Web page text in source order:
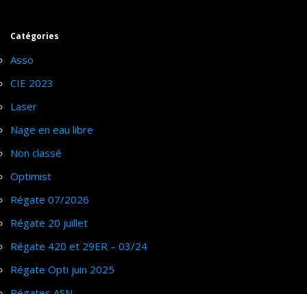
Catégories
Asso
CIE 2023
Laser
Nage en eau libre
Non classé
Optimist
Régate 07/2026
Régate 20 juillet
Régate 420 et 29ER – 03/24
Régate Opti juin 2025